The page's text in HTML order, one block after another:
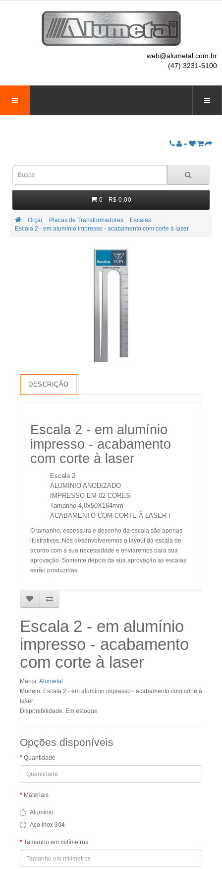
web@alumetal.com.br
(47) 3231-5100
0 - R$ 0,00
Orçar Placas de Transformadores
Escalas
Escala 2 - em alumínio impresso - acabamento com corte à laser
DESCRIÇÃO
Escala 2 - em alumínio
impresso - acabamento
com corte à laser
Escala 2
ALUMÍNIO ANODIZADO
IMPRESSO EM 02 CORES
Tamanho 4,0x50X164mm
ACABAMENTO COM CORTE À LASER !
O tamanho, espessura e desenho da escala são apenas
ilustrativos. Nos desenvolveremos o layout da escala de
acordo com a sua necessidade e enviaremos para sua
aprovação. Somente depois da sua aprovação as escalas
serão produzidas.
Escala 2 - em alumínio
impresso - acabamento
com corte à laser
Marca:Alumetal
Modelo: Escala 2 - em alumínio impresso - acabamento com corte à
laser
Disponibilidade: Em estoque
Opções disponíveis
Quantidade
Materiais
Alumínio
Aço inox 304
Tamanho em milímetros